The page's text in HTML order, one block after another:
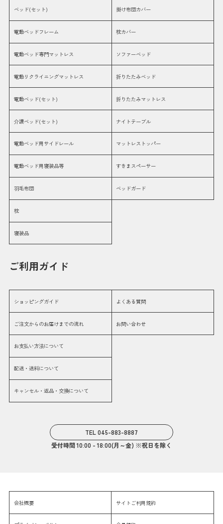
ベッド(セット)
電動ベッドフレーム
電動ベッド専門マットレス
電動リクライニングマットレス
電動ベッド(セット)
介護ベッド(セット)
電動ベッド用サイドレール
電動ベッド用寝装品等
羽毛布団
枕
寝装品
掛け布団カバー
枕カバー
ソファーベッド
折りたたみベッド
折りたたみマットレス
ナイトテーブル
マットレストッパー
すきまスペーサー
ベッドガード
ご利用ガイド
ショッピングガイド
ご注文からのお届けまでの流れ
お支払い方法について
配送・送料について
キャンセル・返品・交換について
よくある質問
お問い合わせ
TEL 045-883-8887
受付時間 10:00 - 18:00(月～金) ※祝日を除く
会社概要 サイトご利用規約